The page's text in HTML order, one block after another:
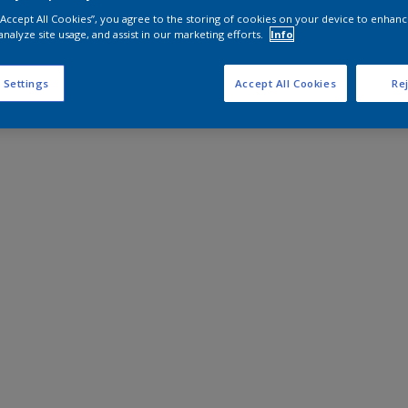
All Cookies”, you agree to the storing of cookies on your device to
site usage, and assist in our marketing efforts.
Info
Settings Accept All Cookies